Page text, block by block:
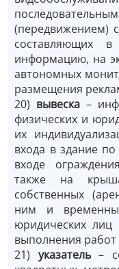
(передвижением)
составляющих в
информацию, на
автономных
размещения
20) вывеска –
физических и
их
входа в здание
входе
также на
собственных
ним и
юридических лиц
выполнения работ
21) указатель–